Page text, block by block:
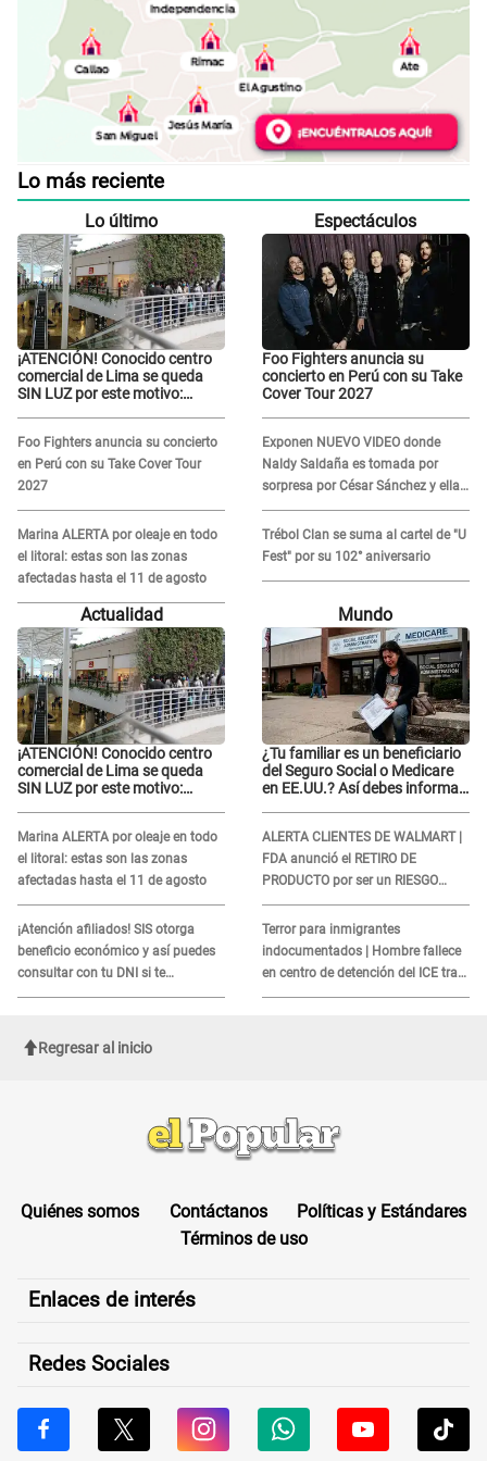
Lo más reciente
Lo último
¡ATENCIÓN! Conocido centro
comercial de Lima se queda
SIN LUZ por este motivo:
Foo Fighters anuncia su concierto
en Perú con su Take Cover Tour
2027
Marina ALERTA por oleaje en todo
el litoral: estas son las zonas
afectadas hasta el 11 de agosto
Espectáculos
Foo Fighters anuncia su
concierto en Perú con su Take
Cover Tour 2027
Exponen NUEVO VIDEO donde
Naldy Saldaña es tomada por
sorpresa por César Sánchez y ella
evidencia su REACCIÓN: Le agarró
la mano
Trébol Clan se suma al cartel de "U
Fest" por su 102° aniversario
Actualidad
¡ATENCIÓN! Conocido centro
comercial de Lima se queda
SIN LUZ por este motivo:
Marina ALERTA por oleaje en todo
el litoral: estas son las zonas
afectadas hasta el 11 de agosto
¡Atención afiliados! SIS otorga
beneficio económico y así puedes
consultar con tu DNI si te
corresponde
Mundo
¿Tu familiar es un beneficiario
del Seguro Social o Medicare
en EE.UU.? Así debes informar
ALERTA CLIENTES DE WALMART |
FDA anunció el RETIRO DE
PRODUCTO por ser un RIESGO
MORTAL para consumidores: ¿Cuál
es?
Terror para inmigrantes
indocumentados | Hombre fallece
en centro de detención del ICE tras
sufrir una "emergencia médica"
Regresar al inicio
Quiénes somos Contáctanos
Políticas y Estándares
Términos de uso
Enlaces de interés
Redes Sociales